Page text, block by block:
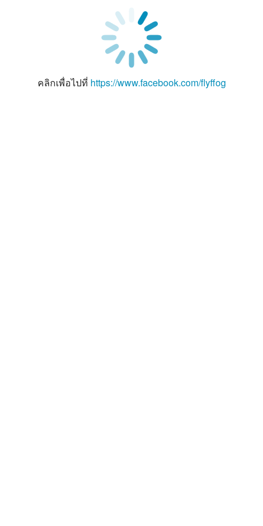
คลิกเพื่อไปที่ https://www.facebook.com/flyffog